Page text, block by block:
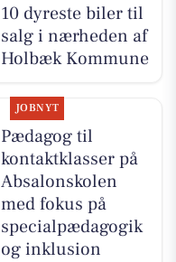
10 dyreste biler til
salg i nærheden af
Holbæk Kommune
JOBNYT
Pædagog til
kontaktklasser på
Absalonskolen
med fokus på
specialpædagogik
og inklusion